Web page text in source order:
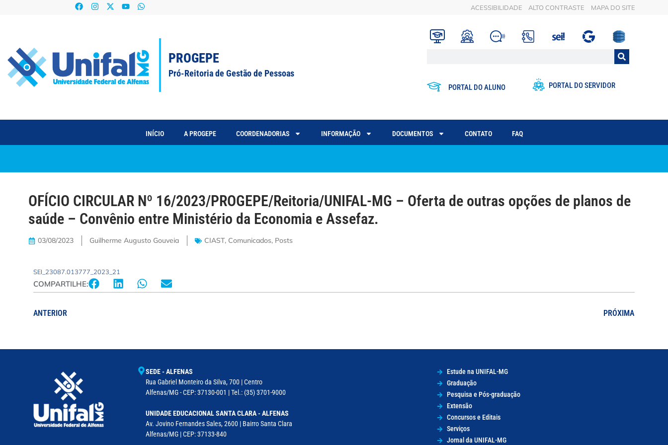
ACESSIBILIDADE ALTO CONTRASTE MAPA DO SITE
PROGEPE
Pró-Reitoria de Gestão de Pessoas
PORTAL DO ALUNO PORTAL DO SERVIDOR
INÍCIO A PROGEPE COORDENADORIAS INFORMAÇÃO DOCUMENTOS CONTATO FAQ
OFÍCIO CIRCULAR Nº 16/2023/PROGEPE/Reitoria/UNIFAL-MG – Oferta de outras opções de planos de
saúde – Convênio entre Ministério da Economia e Assefaz.
03/08/2023 Guilherme Augusto Gouveia CIAST, Comunicados, Posts
SEI_23087.013777_2023_21
COMPARTILHE:
ANTERIOR PRÓXIMA
SEDE - ALFENAS
Rua Gabriel Monteiro da Silva, 700 | Centro
Alfenas/MG - CEP: 37130-001 | Tel.: (35) 3701-9000
UNIDADE EDUCACIONAL SANTA CLARA - ALFENAS
Av. Jovino Fernandes Sales, 2600 | Bairro Santa Clara
Alfenas/MG | CEP: 37133-840
Estude na UNIFAL-MG
Graduação
Pesquisa e Pós-graduação
Extensão
Concursos e Editais
Serviços
Jornal da UNIFAL-MG